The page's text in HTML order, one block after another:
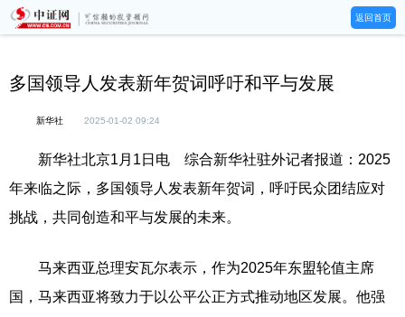
返回首页
多国领导人发表新年贺词呼吁和平与发展
新华社 2025-01-02 09:24
新华社北京1月1日电 综合新华社驻外记者报道：2025
年来临之际，多国领导人发表新年贺词，呼吁民众团结应对
挑战，共同创造和平与发展的未来。
马来西亚总理安瓦尔表示，作为2025年东盟轮值主席
国，马来西亚将致力于以公平公正方式推动地区发展。他强